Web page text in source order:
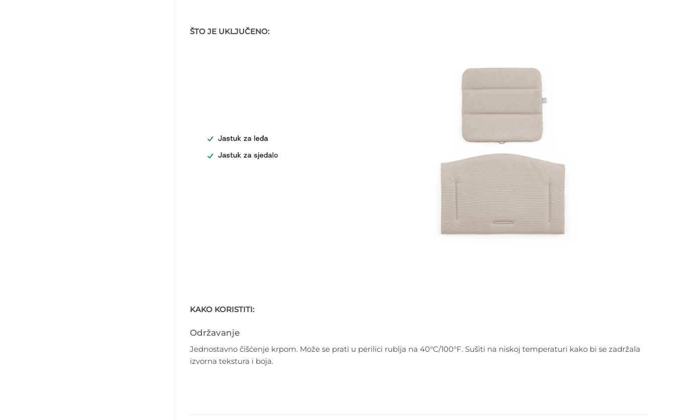
ŠTO JE UKLJUČENO:
KAKO KORISTITI:
Održavanje
Jednostavno čišćenje krpom. Može se prati u perilici rublja na 40°C/100°F. Sušiti na niskoj temperaturi kako bi se zadržala
izvorna tekstura i boja.